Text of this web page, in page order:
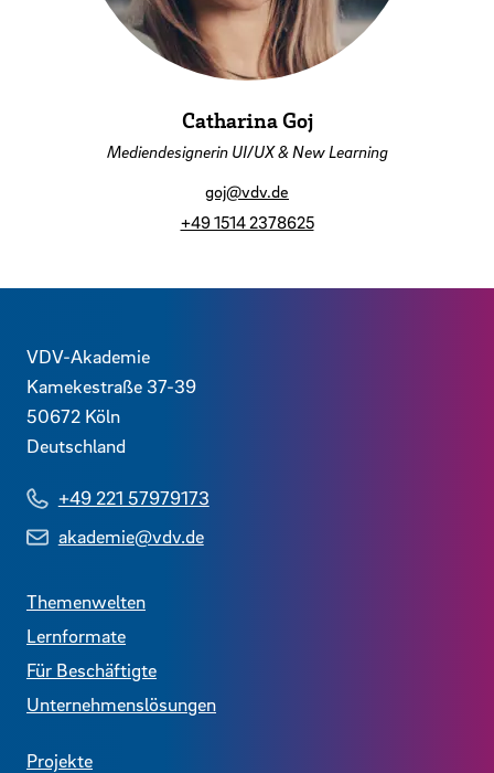
Catharina Goj
Mediendesignerin UI/UX & New Learning
goj@vdv.de
+49 1514 2378625
Kontaktdaten und weitere Links
VDV-Akademie
Kamekestraße 37-39
50672 Köln
Deutschland
+49 221 57979173
akademie@vdv.de
Themenwelten
Lernformate
Für Beschäftigte
Unternehmenslösungen
Projekte